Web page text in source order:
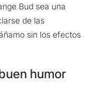
Bud sea una
de las
sin los efectos
humor